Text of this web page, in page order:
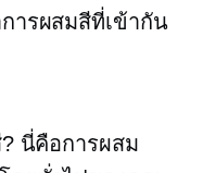
ารผสมสีที่เข้ากัน
นี่คือการผสม